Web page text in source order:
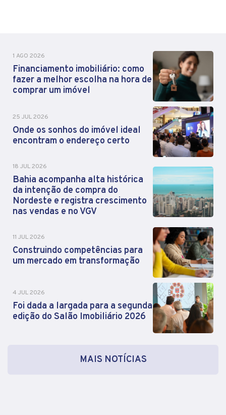
1 AGO 2026
Financiamento imobiliário: como
fazer a melhor escolha na hora de
comprar um imóvel
25 JUL 2026
Onde os sonhos do imóvel ideal
encontram o endereço certo
18 JUL 2026
Bahia acompanha alta histórica
da intenção de compra do
Nordeste e registra crescimento
nas vendas e no VGV
11 JUL 2026
Construindo competências para
um mercado em transformação
4 JUL 2026
Foi dada a largada para a segunda
edição do Salão Imobiliário 2026
MAIS NOTÍCIAS